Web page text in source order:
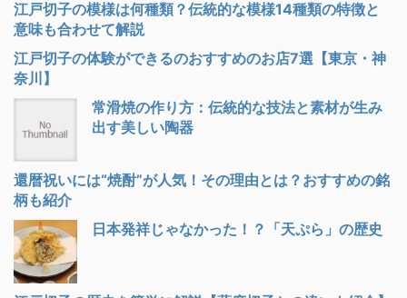
江戸切子の模様は何種類？伝統的な模様14種類の特徴と
意味も合わせて解説
江戸切子の体験ができるのおすすめのお店7選【東京・神
奈川】
常滑焼の作り方：伝統的な技法と素材が生み
出す美しい陶器
還暦祝いには“焼酎”が人気！その理由とは？おすすめの銘
柄も紹介
日本発祥じゃなかった！？「天ぷら」の歴史